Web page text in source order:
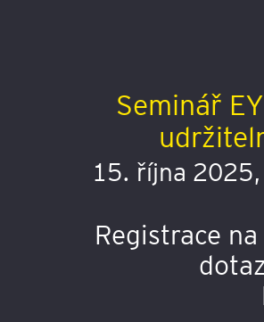
Seminář
15. října
Registrace